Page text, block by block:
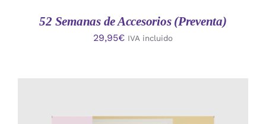
52 Semanas de Accesorios (Preventa)
29,95€ IVA incluido